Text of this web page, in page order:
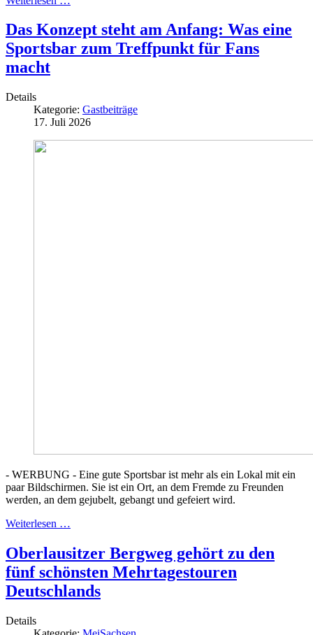
Das Konzept steht am Anfang: Was eine
Sportsbar zum Treffpunkt für Fans
macht
Details
Kategorie: Gastbeiträge
17. Juli 2026
- WERBUNG - Eine gute Sportsbar ist mehr als ein Lokal mit ein
paar Bildschirmen. Sie ist ein Ort, an dem Fremde zu Freunden
werden, an dem gejubelt, gebangt und gefeiert wird.
Weiterlesen …
Oberlausitzer Bergweg gehört zu den
fünf schönsten Mehrtagestouren
Deutschlands
Details